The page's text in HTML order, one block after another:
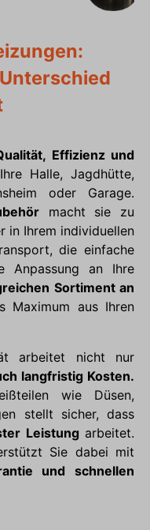
Effizienz und
Halle, Jagdhütte,
oder Garage.
macht sie zu
in Ihrem individuellen
die einfache
Anpassung an Ihre
Sortiment an
Maximum aus Ihren
arbeitet nicht nur
langfristig Kosten.
wie Düsen,
stellt sicher, dass
Leistung arbeitet.
Sie dabei mit
und schnellen